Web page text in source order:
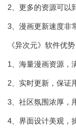
2、更多的资源可以
3、漫画更新速度非
《异次元》软件优势
1、海量漫画资源，
2、实时更新，保证
3、社区氛围浓厚，
4、界面设计美观，